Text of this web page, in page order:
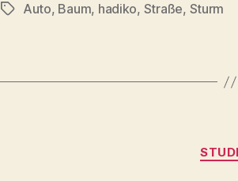
Schlagwörter
Auto, Baum, hadiko, Straße, Sturm